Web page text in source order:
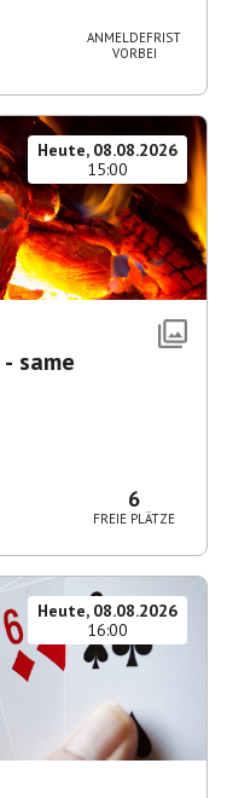
ANMELDEFRIST
VORBEI
Heute, 08.08.2026
15:00
same
6
FREIE PLÄTZE
Heute, 08.08.2026
16:00